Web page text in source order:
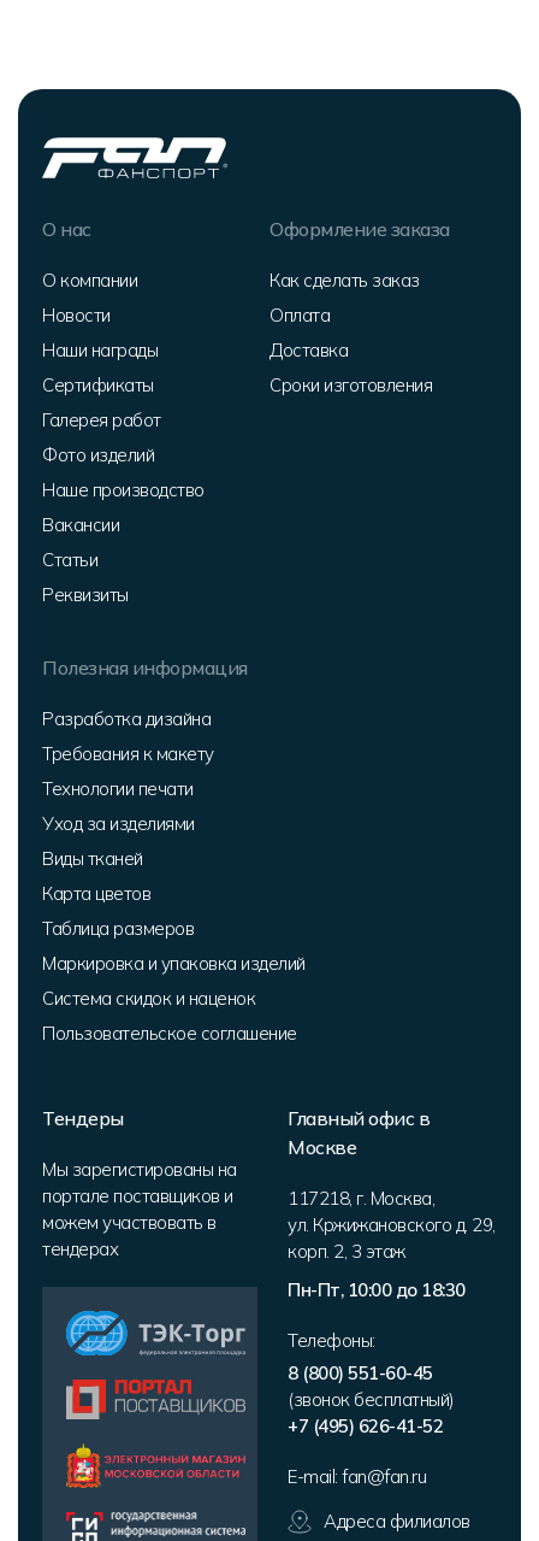
О нас
О компании
Новости
Наши награды
Сертификаты
Галерея работ
Фото изделий
Наше производство
Вакансии
Статьи
Реквизиты
Оформление заказа
Как сделать заказ
Оплата
Доставка
Сроки изготовления
Полезная информация
Разработка дизайна
Требования к макету
Технологии печати
Уход за изделиями
Виды тканей
Карта цветов
Таблица размеров
Маркировка и упаковка изделий
Система скидок и наценок
Пользовательское соглашение
Тендеры
Мы зарегистированы на
портале поставщиков и
можем участвовать в
тендерах
Главный офис в
Москве
117218, г. Москва,
ул. Кржижановского д. 29,
корп. 2, 3 этаж
Пн-Пт, 10:00 до 18:30
Телефоны:
8 (800) 551-60-45
(звонок бесплатный)
+7 (495) 626-41-52
E-mail: fan@fan.ru
Адреса филиалов